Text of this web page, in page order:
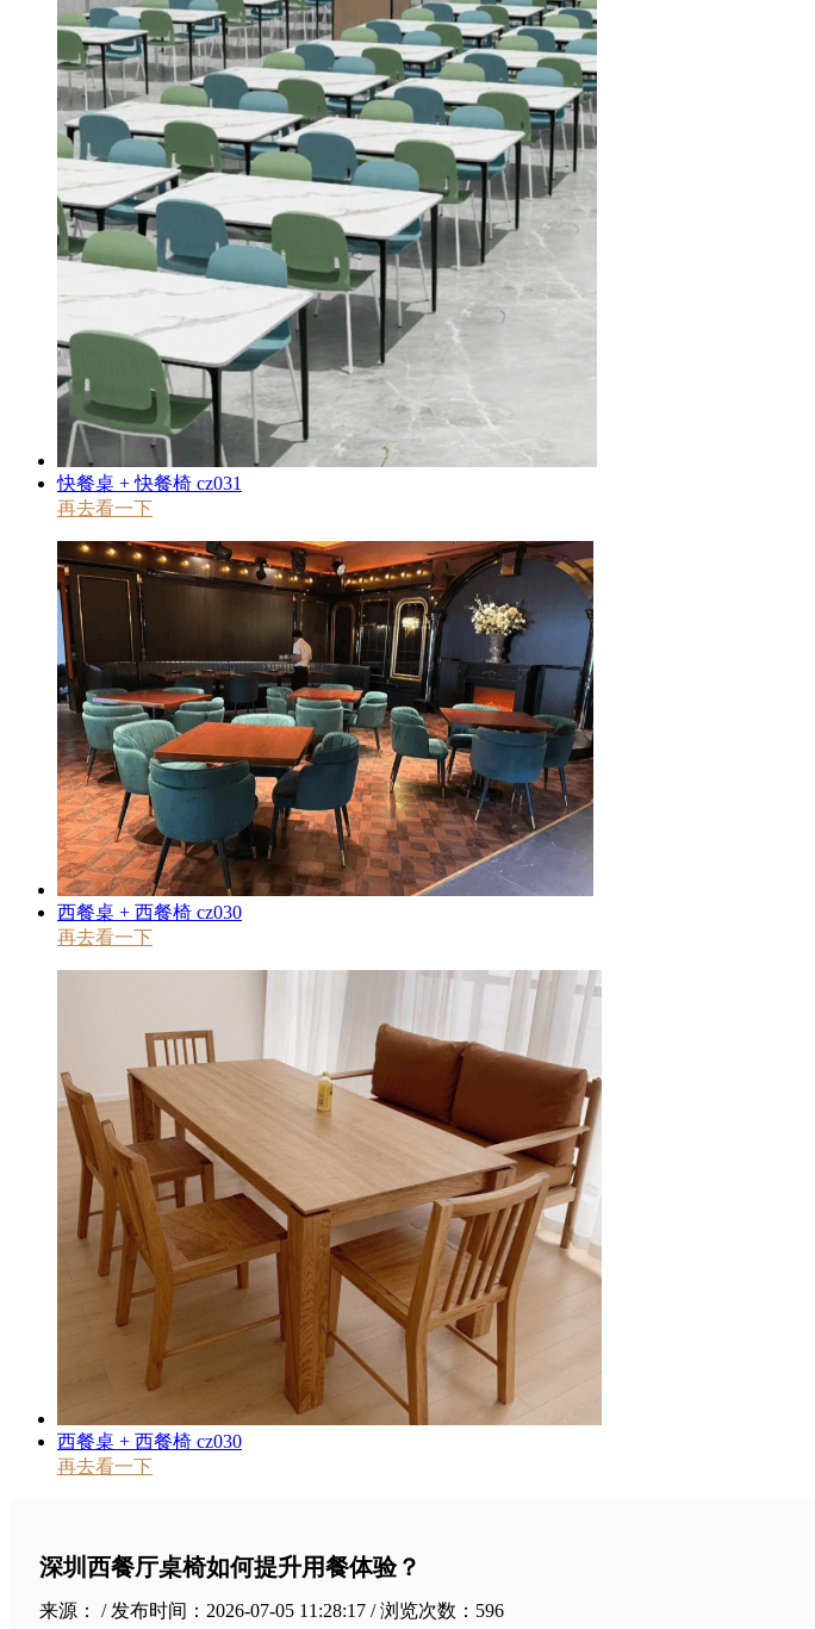
快餐桌 + 快餐椅 cz031
再去看一下
西餐桌 + 西餐椅 cz030
再去看一下
西餐桌 + 西餐椅 cz030
再去看一下
深圳西餐厅桌椅如何提升用餐体验？
来源： / 发布时间：2026-07-05 11:28:17 / 浏览次数： 596